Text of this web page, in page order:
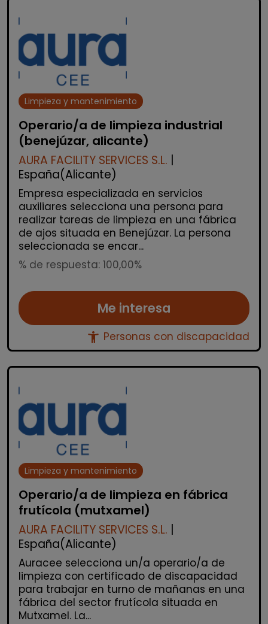
Limpieza y mantenimiento
Operario/a de limpieza industrial
(benejúzar, alicante)
AURA FACILITY SERVICES S.L.
España(Alicante)
Empresa especializada en servicios
auxiliares selecciona una persona para
realizar tareas de limpieza en una fábrica
de ajos situada en Benejúzar. La persona
seleccionada se encar...
% de respuesta: 100,00%
Me interesa
accessibility_new Personas con discapacidad
Limpieza y mantenimiento
Operario/a de limpieza en fábrica
frutícola (mutxamel)
AURA FACILITY SERVICES S.L.
España(Alicante)
Auracee selecciona un/a operario/a de
limpieza con certificado de discapacidad
para trabajar en turno de mañanas en una
fábrica del sector frutícola situada en
Mutxamel. La...